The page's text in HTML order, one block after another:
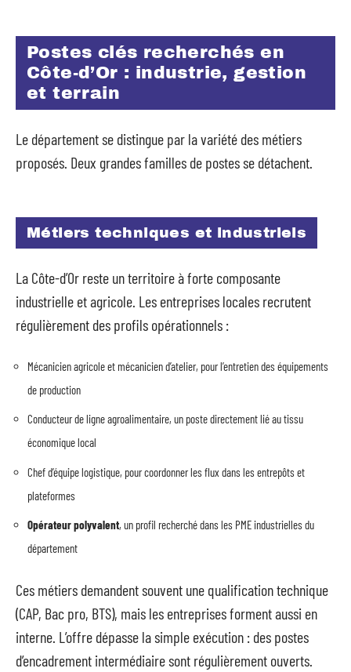
Postes clés recherchés en
Côte-d’Or : industrie, gestion
et terrain
Le département se distingue par la variété des métiers
proposés. Deux grandes familles de postes se détachent.
Métiers techniques et industriels
La Côte-d’Or reste un territoire à forte composante
industrielle et agricole. Les entreprises locales recrutent
régulièrement des profils opérationnels :
Mécanicien agricole et mécanicien d’atelier, pour l’entretien des équipements
de production
Conducteur de ligne agroalimentaire, un poste directement lié au tissu
économique local
Chef d’équipe logistique, pour coordonner les flux dans les entrepôts et
plateformes
Opérateur polyvalent, un profil recherché dans les PME industrielles du
département
Ces métiers demandent souvent une qualification technique
(CAP, Bac pro, BTS), mais les entreprises forment aussi en
interne. L’offre dépasse la simple exécution : des postes
d’encadrement intermédiaire sont régulièrement ouverts.